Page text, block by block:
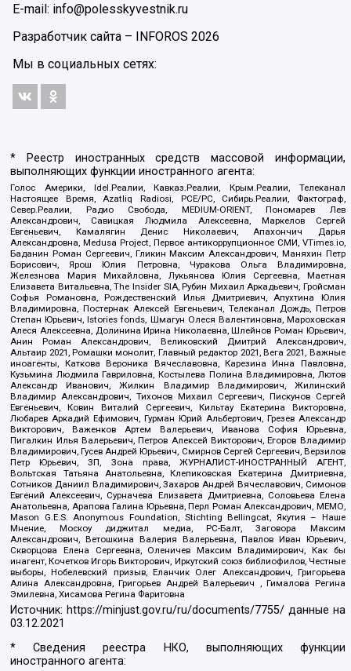
E-mail: info@polesskyvestnik.ru
Разработчик сайта – INFOROS 2026
Мы в социальных сетях:
* Реестр иностранных средств массовой информации,
выполняющих функции иностранного агента:
Голос Америки, Idel.Реалии, Кавказ.Реалии, Крым.Реалии, Телеканал
Настоящее Время, Azatliq Radiosi, PCE/PC, Сибирь.Реалии, Фактограф,
Север.Реалии, Радио Свобода, MEDIUM-ORIENT, Пономарев Лев
Александрович, Савицкая Людмила Алексеевна, Маркелов Сергей
Евгеньевич, Камалягин Денис Николаевич, Апахончич Дарья
Александровна, Medusa Project, Первое антикоррупционное СМИ, VTimes.io,
Баданин Роман Сергеевич, Гликин Максим Александрович, Маняхин Петр
Борисович, Ярош Юлия Петровна, Чуракова Ольга Владимировна,
Железнова Мария Михайловна, Лукьянова Юлия Сергеевна, Маетная
Елизавета Витальевна, The Insider SIA, Рубин Михаил Аркадьевич, Гройсман
Софья Романовна, Рождественский Илья Дмитриевич, Апухтина Юлия
Владимировна, Постернак Алексей Евгеньевич, Телеканал Дождь, Петров
Степан Юрьевич, Istories fonds, Шмагун Олеся Валентиновна, Мароховская
Алеся Алексеевна, Долинина Ирина Николаевна, Шлейнов Роман Юрьевич,
Анин Роман Александрович, Великовский Дмитрий Александрович,
Альтаир 2021, Ромашки монолит, Главный редактор 2021, Вега 2021, Важные
иноагенты, Каткова Вероника Вячеславовна, Карезина Инна Павловна,
Кузьмина Людмила Гавриловна, Костылева Полина Владимировна, Лютов
Александр Иванович, Жилкин Владимир Владимирович, Жилинский
Владимир Александрович, Тихонов Михаил Сергеевич, Пискунов Сергей
Евгеньевич, Ковин Виталий Сергеевич, Кильтау Екатерина Викторовна,
Любарев Аркадий Ефимович, Гурман Юрий Альбертович, Грезев Александр
Викторович, Важенков Артем Валерьевич, Иванова София Юрьевна,
Пигалкин Илья Валерьевич, Петров Алексей Викторович, Егоров Владимир
Владимирович, Гусев Андрей Юрьевич, Смирнов Сергей Сергеевич, Верзилов
Петр Юрьевич, ЗП, Зона права, ЖУРНАЛИСТ-ИНОСТРАННЫЙ АГЕНТ,
Вольтская Татьяна Анатольевна, Клепиковская Екатерина Дмитриевна,
Сотников Даниил Владимирович, Захаров Андрей Вячеславович, Симонов
Евгений Алексеевич, Сурначева Елизавета Дмитриевна, Соловьева Елена
Анатольевна, Арапова Галина Юрьевна, Перл Роман Александрович, МЕМО,
Mason G.E.S. Anonymous Foundation, Stichting Bellingcat, Якутия – Наше
Мнение, Москоу диджитал медиа, РС-Балт, Заговора Максим
Александрович, Ветошкина Валерия Валерьевна, Павлов Иван Юрьевич,
Скворцова Елена Сергеевна, Оленичев Максим Владимирович, Как бы
инагент, Кочетков Игорь Викторович, Иркутский союз библиофилов, Честные
выборы, Нобелевский призыв, Еланчик Олег Александрович, Григорьева
Алина Александровна, Григорьев Андрей Валерьевич , Гималова Регина
Эмилевна, Хисамова Регина Фаритовна
Источник: https://minjust.gov.ru/ru/documents/7755/ данные на
03.12.2021
* Сведения реестра НКО, выполняющих функции
иностранного агента: